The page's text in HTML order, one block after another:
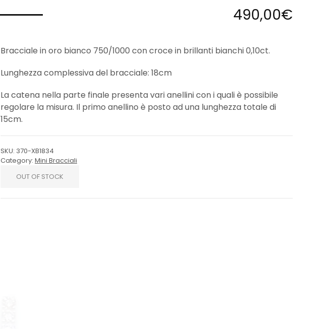
490,00€
Bracciale in oro bianco 750/1000 con croce in brillanti bianchi 0,10ct.
Lunghezza complessiva del bracciale: 18cm
La catena nella parte finale presenta vari anellini con i quali è possibile
regolare la misura. Il primo anellino è posto ad una lunghezza totale di
15cm.
SKU: 370-XB1834
Category: Mini Bracciali
OUT OF STOCK